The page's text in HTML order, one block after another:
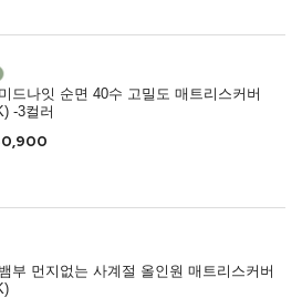
드나잇 순면 40수 고밀도 매트리스커버
-3컬러
부 먼지없는 사계절 올인원 매트리스커버